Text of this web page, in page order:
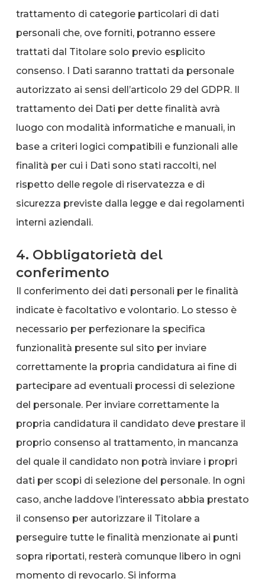
trattamento di categorie particolari di dati
personali che, ove forniti, potranno essere
trattati dal Titolare solo previo esplicito
consenso. I Dati saranno trattati da personale
autorizzato ai sensi dell’articolo 29 del GDPR. Il
trattamento dei Dati per dette finalità avrà
luogo con modalità informatiche e manuali, in
base a criteri logici compatibili e funzionali alle
finalità per cui i Dati sono stati raccolti, nel
rispetto delle regole di riservatezza e di
sicurezza previste dalla legge e dai regolamenti
interni aziendali.
4. Obbligatorietà del
conferimento
Il conferimento dei dati personali per le finalità
indicate è facoltativo e volontario. Lo stesso è
necessario per perfezionare la specifica
funzionalità presente sul sito per inviare
correttamente la propria candidatura ai fine di
partecipare ad eventuali processi di selezione
del personale. Per inviare correttamente la
propria candidatura il candidato deve prestare il
proprio consenso al trattamento, in mancanza
del quale il candidato non potrà inviare i propri
dati per scopi di selezione del personale. In ogni
caso, anche laddove l’interessato abbia prestato
il consenso per autorizzare il Titolare a
perseguire tutte le finalità menzionate ai punti
sopra riportati, resterà comunque libero in ogni
momento di revocarlo. Si informa